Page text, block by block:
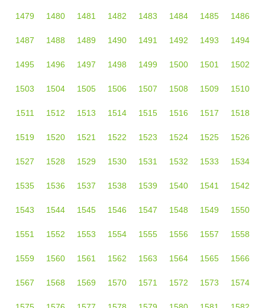
1479 1480 1481 1482 1483 1484 1485 1486
1487 1488 1489 1490 1491 1492 1493 1494
1495 1496 1497 1498 1499 1500 1501 1502
1503 1504 1505 1506 1507 1508 1509 1510
1511 1512 1513 1514 1515 1516 1517 1518
1519 1520 1521 1522 1523 1524 1525 1526
1527 1528 1529 1530 1531 1532 1533 1534
1535 1536 1537 1538 1539 1540 1541 1542
1543 1544 1545 1546 1547 1548 1549 1550
1551 1552 1553 1554 1555 1556 1557 1558
1559 1560 1561 1562 1563 1564 1565 1566
1567 1568 1569 1570 1571 1572 1573 1574